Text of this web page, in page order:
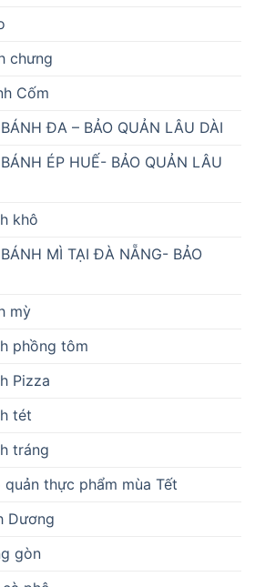
chưng
Cốm
ĐA – BẢO QUẢN LÂU DÀI
ÉP HUẾ- BẢO QUẢN LÂU
khô
MÌ TẠI ĐÀ NẴNG- BẢO
mỳ
phồng tôm
Pizza
tét
tráng
thực phẩm mùa Tết
Dương
gòn